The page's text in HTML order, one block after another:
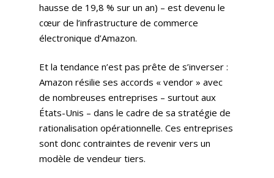
hausse de 19,8 % sur un an) – est devenu le
cœur de l’infrastructure de commerce
électronique d’Amazon.
Et la tendance n’est pas prête de s’inverser :
Amazon résilie ses accords « vendor » avec
de nombreuses entreprises – surtout aux
États-Unis – dans le cadre de sa stratégie de
rationalisation opérationnelle. Ces entreprises
sont donc contraintes de revenir vers un
modèle de vendeur tiers.